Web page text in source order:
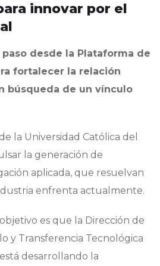
innovar por el
desde la Plataforma de
fortalecer la relación
búsqueda de un vínculo
la Universidad Católica del
la generación de
aplicada, que resuelvan
enfrenta actualmente.
es que la Dirección de
y Transferencia Tecnológica
desarrollando la